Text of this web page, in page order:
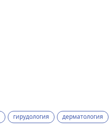
гирудология
дерматология